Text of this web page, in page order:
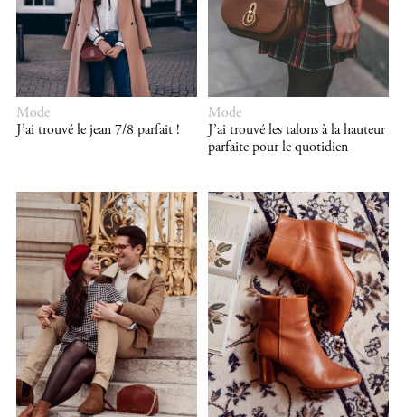
Mode
J’ai trouvé le jean 7/8 parfait !
Mode
J’ai trouvé les talons à la hauteur
parfaite pour le quotidien